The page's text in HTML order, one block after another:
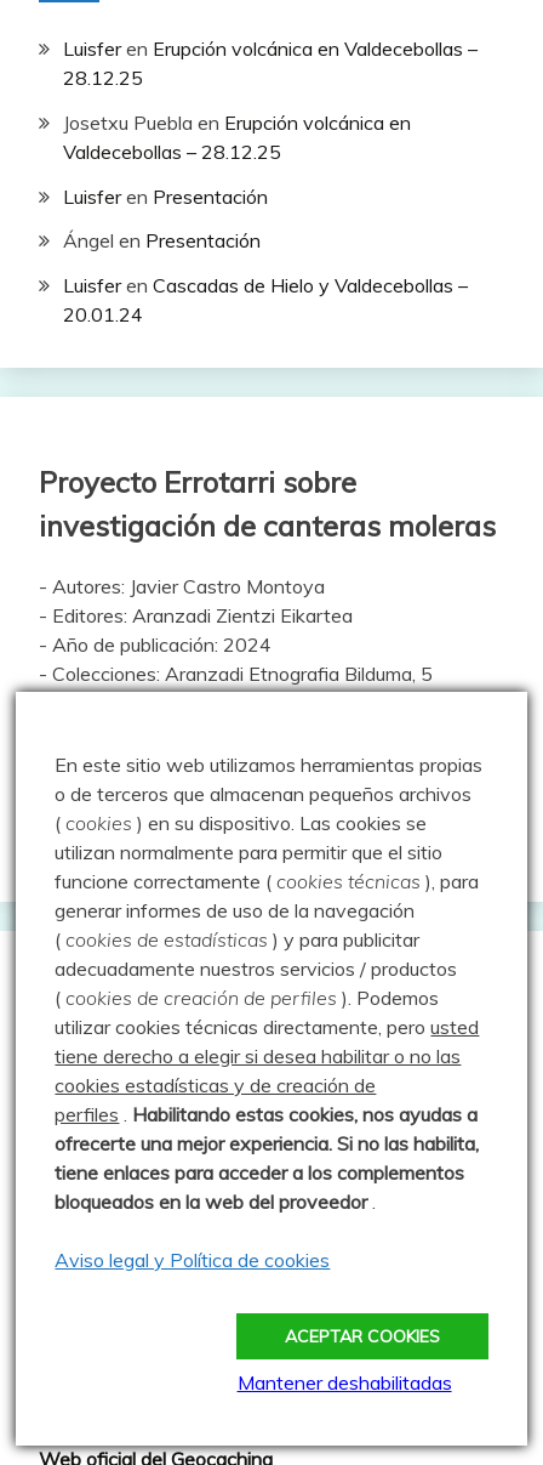
Luisferen Erupción volcánica en Valdecebollas –
28.12.25
Josetxu Puebla en Erupción volcánica en
Valdecebollas – 28.12.25
Luisferen Presentación
Ángel en Presentación
Luisferen Cascadas de Hielo y Valdecebollas –
20.01.24
Proyecto Errotarri sobre
investigación de canteras moleras
- Autores: Javier Castro Montoya
- Editores: Aranzadi Zientzi Eikartea
- Año de publicación: 2024
- Colecciones: Aranzadi Etnografia Bilduma, 5
- ISBN: 978-84-10192-01-0
Descarga el libro
Geocacheando
Aire libre y tecnología
Cache Face
Comepiedras geocaching blog
Geoardilla
Geocaching Spain
Web oficial del Geocaching
En este sitio web utilizamos herramientas propias
o de terceros que almacenan pequeños archivos
(cookies ) en su dispositivo. Las cookies se
utilizan normalmente para permitir que el sitio
funcione correctamente (cookies técnicas ), para
generar informes de uso de la navegación
(cookies de estadísticas ) y para publicitar
adecuadamente nuestros servicios / productos
(cookies de creación de perfiles ). Podemos
utilizar cookies técnicas directamente, perousted
tiene derecho a elegir si desea habilitar o no las
cookies estadísticas y de creación de
perfiles . Habilitando estas cookies, nos ayudas a
ofrecerte una mejor experiencia. Si no las habilita,
tiene enlaces para acceder a los complementos
bloqueados en la web del proveedor.
Aviso legal y Política de cookies
ACEPTAR COOKIES
Mantener deshabilitadas